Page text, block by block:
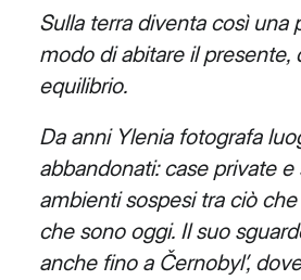
Sulla terra diventa così una
modo di abitare il presente,
equilibrio.
Da anni Ylenia fotografa
abbandonati: case private e
ambienti sospesi tra ciò
che sono oggi. Il suo
anche fino a Černobyl’,